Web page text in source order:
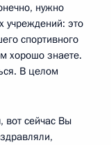
нужно
учреждений: это
спортивного
хорошо знаете.
В целом
вот сейчас Вы